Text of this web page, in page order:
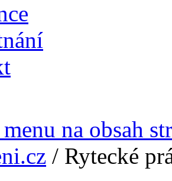
na obsah
/ Rytecké